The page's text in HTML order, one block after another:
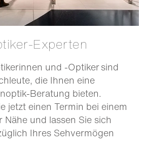
Experten
und -Optiker sind
die Ihnen eine
Beratung bieten.
jetzt einen Termin bei einem
Nähe und lassen Sie sich
Ihres Sehvermögen